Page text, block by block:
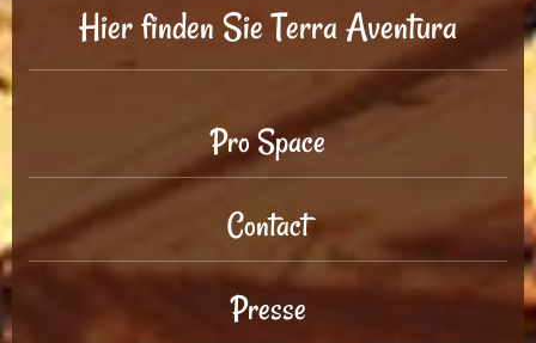
Hier finden Sie Terra Aventura
Pro Space
Contact
Presse